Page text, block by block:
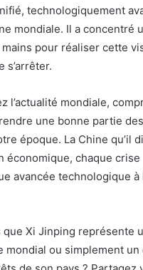
technologiquement
mondiale. Il a concentré
pour réaliser cette
s’arrêter.
l’actualité mondiale,
une bonne partie
époque. La Chine qu’il
économique, chaque crise
avancée technologique à
Xi Jinping représente
mondial ou simplement